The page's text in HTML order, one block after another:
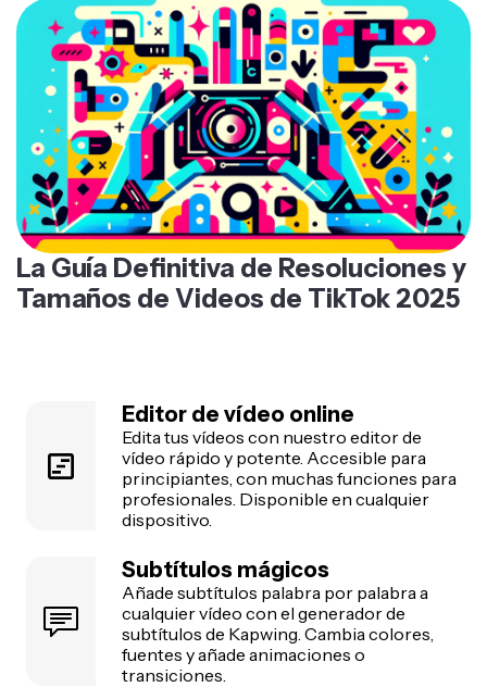
La Guía Definitiva de Resoluciones y
Tamaños de Videos de TikTok 2025
Editor de vídeo online
Edita tus vídeos con nuestro editor de
vídeo rápido y potente. Accesible para
principiantes, con muchas funciones para
profesionales. Disponible en cualquier
dispositivo.
Subtítulos mágicos
Añade subtítulos palabra por palabra a
cualquier vídeo con el generador de
subtítulos de Kapwing. Cambia colores,
fuentes y añade animaciones o
transiciones.